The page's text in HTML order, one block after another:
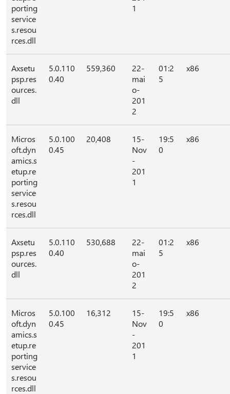
porting
service
s.resou
rces.dll
1
Axsetu
psp.res
ources.
dll
5.0.110
0.40
559,360
22-
mai
o-
201
2
01:2
5
x86
Micros
oft.dyn
amics.s
etup.re
porting
service
s.resou
rces.dll
5.0.100
0.45
20,408
15-
Nov
-
201
1
19:5
0
x86
Axsetu
psp.res
ources.
dll
5.0.110
0.40
530,688
22-
mai
o-
201
2
01:2
5
x86
Micros
oft.dyn
amics.s
etup.re
porting
service
s.resou
rces.dll
5.0.100
0.45
16,312
15-
Nov
-
201
1
19:5
0
x86